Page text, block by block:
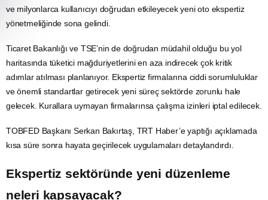
ve milyonlarca kullanıcıyı doğrudan etkileyecek yeni oto ekspertiz
yönetmeliğinde sona gelindi.
TicaretBakanlığı ve TSE’nin de doğrudan müdahil olduğu bu yol
haritasında tüketici mağduriyetlerini en aza indirecek çok kritik
adımlar atılması planlanıyor. Ekspertiz firmalarına ciddi sorumluluklar
ve önemli standartlar getirecek yeni süreç sektörde zorunlu hale
gelecek. Kurallara uymayan firmalarınsa çalışma izinleri iptal edilecek.
TOBFED Başkanı Serkan Bakırtaş, TRT Haber’e yaptığı açıklamada
kısa süre sonra hayata geçirilecek uygulamaları detaylandırdı.
Ekspertiz sektöründe yeni düzenleme
neleri kapsayacak?